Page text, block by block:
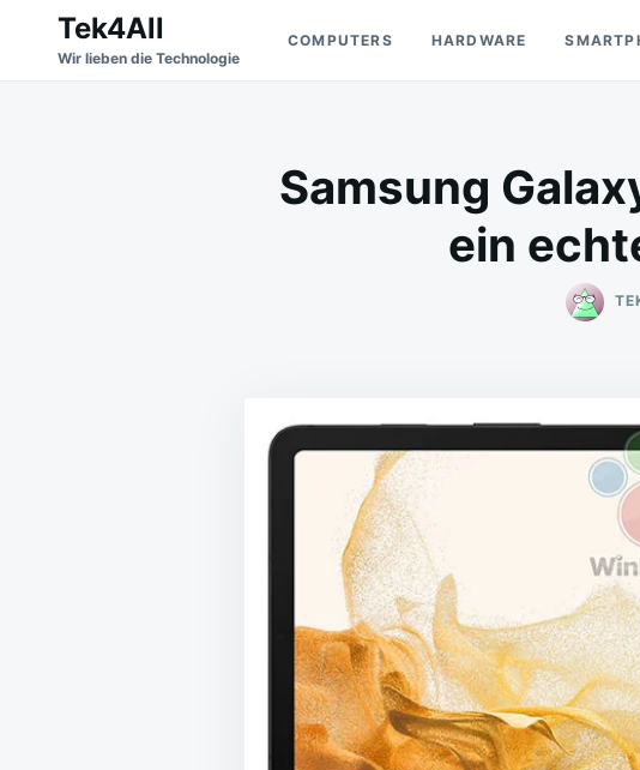
Search
for:
Tek4All
Wir lieben die Technologie
COMPUTERS HARDWARE
Samsung
ein